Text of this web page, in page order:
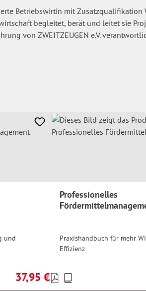
Betriebswirtin mit
begleitet, berät und leitet sie
von ZWEITZEUGEN e.V.
und
Regulärer Preis:
37,95 €
Professionelles
Praxishandbuch für mehr
Effizienz
Preise
inkl.